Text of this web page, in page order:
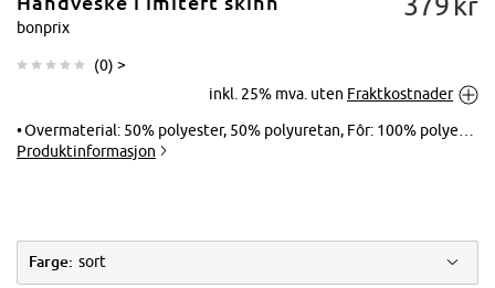
Trykk for å
forstørre
bonprix
(0) >
inkl. 25% mva. uten Fraktkostnader
Overmaterial: 50% polyester, 50% polyuretan, Fôr: 100% polyester
Produktinformasjon
Farge: sort